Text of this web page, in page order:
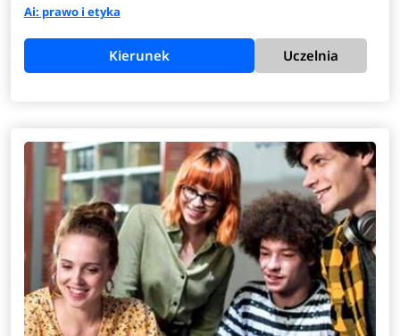
Ai: prawo i etyka
Kierunek Uczelnia